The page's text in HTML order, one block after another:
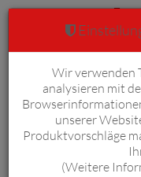
Wir verwenden
analysieren mit
unserer
Produktvorschläge
(Weitere